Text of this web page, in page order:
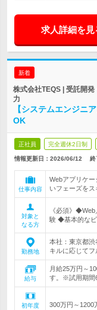
求人詳細を見
新着
株式会社TEQS | 受託開
力
【システムエンジニ
OK
正社員 完全週休2日制
情報更新日：2026/06/12 終
仕事内容
Webアプリケ
いフェーズを
対象と
なる方
《必須》
験 ◆基本的なビ
勤務地
本社：東京都
キルに応じて
給与
月給25万円～
す。※試用期間
初年度
300万円～1200